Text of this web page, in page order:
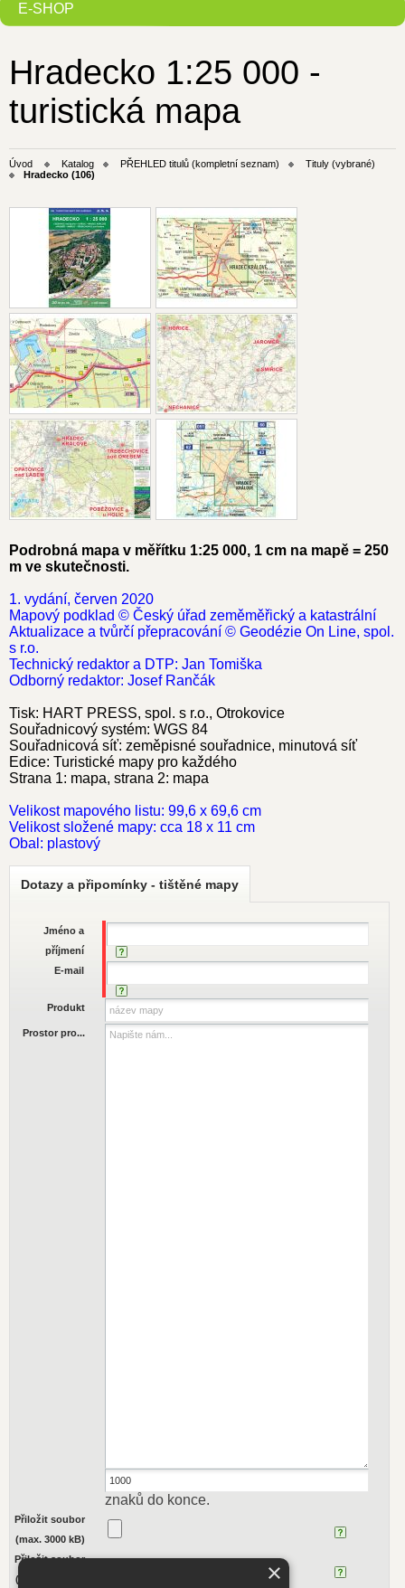
E-SHOP
Hradecko 1:25 000 -
turistická mapa
Úvod Katalog PŘEHLED titulů (kompletní seznam)
Tituly (vybrané)
Hradecko (106)
Podrobná mapa v měřítku 1:25 000, 1 cm na mapě = 250
m ve skutečnosti.
1. vydání, červen 2020
Mapový podklad © Český úřad zeměměřický a katastrální
Aktualizace a tvůrčí přepracování © Geodézie On Line, spol.
s r.o.
Technický redaktor a DTP: Jan Tomiška
Odborný redaktor: Josef Rančák
Tisk: HART PRESS, spol. s r.o., Otrokovice
Souřadnicový systém: WGS 84
Souřadnicová síť: zeměpisné souřadnice, minutová síť
Edice: Turistické mapy pro každého
Strana 1: mapa, strana 2: mapa
Velikost mapového listu: 99,6 x 69,6 cm
Velikost složené mapy: cca 18 x 11 cm
Obal: plastový
Dotazy a připomínky - tištěné mapy
Jméno a
příjmení
E-mail
Produkt
Prostor pro...
znaků do konce.
Přiložit soubor
(max. 3000 kB)
Přiložit soubor
(max. 3000 kB)
×